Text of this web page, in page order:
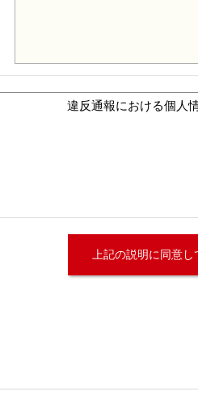
違反通報における個人
る場合を除いて第三者に提供するこ